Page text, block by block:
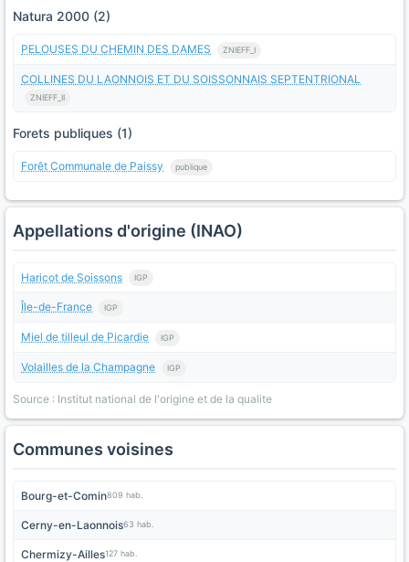
Natura 2000 (2)
PELOUSES DU CHEMIN DES DAMES ZNIEFF_I
COLLINES DU LAONNOIS ET DU SOISSONNAIS SEPTENTRIONAL
ZNIEFF_II
Forets publiques (1)
Forêt Communale de Paissy publique
Appellations d'origine (INAO)
Haricot de Soissons IGP
Île-de-France IGP
Miel de tilleul de Picardie IGP
Volailles de la Champagne IGP
Source : Institut national de l'origine et de la qualite
Communes voisines
Bourg-et-Comin809 hab.
Cerny-en-Laonnois63 hab.
Chermizy-Ailles127 hab.